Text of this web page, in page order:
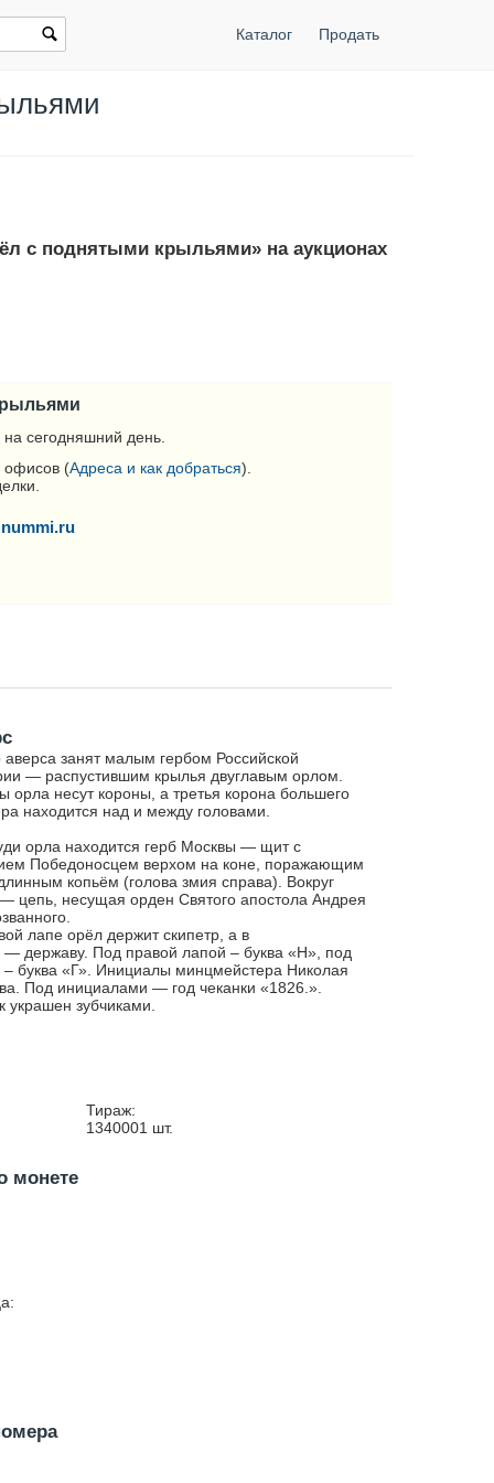
Каталог Продать
с поднятыми крыльями» на аукционах
сегодняшний день.
офисов (Адреса и как добраться).
аверса занят малым гербом Российской
— распустившим крылья двуглавым орлом.
орла несут короны, а третья корона большего
находится над и между головами.
орла находится герб Москвы — щит с
Победоносцем верхом на коне, поражающим
копьём (голова змия справа). Вокруг
цепь, несущая орден Святого апостола Андрея
лапе орёл держит скипетр, а в
— державу. Под правой лапой – буква «Н», под
– буква «Г». Инициалы минцмейстера Николая
Под инициалами — год чеканки «1826.».
украшен зубчиками.
Тираж:
1340001 шт.
монете